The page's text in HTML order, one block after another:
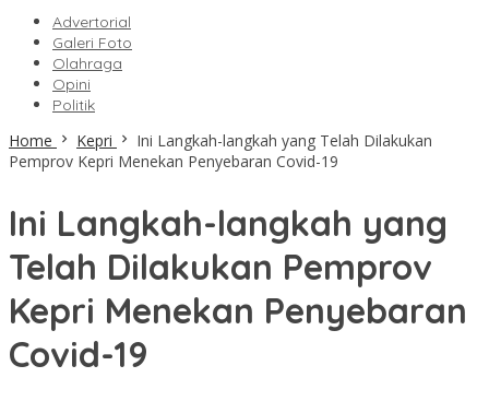
Advertorial
Galeri Foto
Olahraga
Opini
Politik
Home Kepri
Ini Langkah-langkah yang Telah Dilakukan
Pemprov Kepri Menekan Penyebaran Covid-19
Ini Langkah-langkah yang
Telah Dilakukan Pemprov
Kepri Menekan Penyebaran
Covid-19